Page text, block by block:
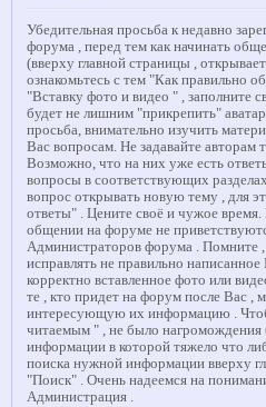
Убедительная просьба к недавно
форума , перед тем как начинать
(вверху главной страницы ,
ознакомьтесь с тем "Как правильно
"Вставку фото и видео " , заполните
будет не лишним "прикрепить"
просьба, внимательно изучить
Вас вопросам. Не задавайте авторам
Возможно, что на них уже есть
вопросы в соответствующих
вопрос открывать новую тему , для
ответы" . Цените своё и чужое время.
общении на форуме не
Администраторов форума . Помните
исправлять не правильно
корректно вставленное фото или
те , кто придет на форум после Вас ,
интересующую их информацию .
читаемым " , не было нагромождения
информации в которой тяжело что
поиска нужной информации вверху
"Поиск" . Очень надеемся на
Администрация .